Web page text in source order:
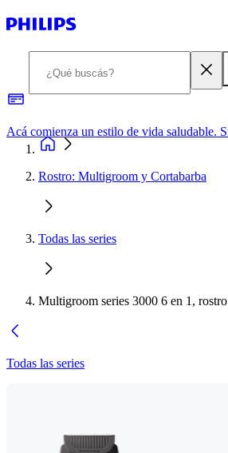
Rostro: Multigroom y Cortabarba
Todas las series
Multigroom series 3000 6 en 1, rostro
Todas las series